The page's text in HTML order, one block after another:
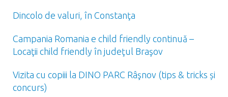
Dincolo de valuri, în Constanţa
Campania Romania e child friendly continuă –
Locaţii child friendly în judeţul Braşov
Vizita cu copiii la DINO PARC Râşnov (tips & tricks și
concurs)